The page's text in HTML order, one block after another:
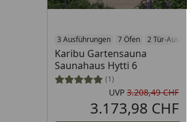
3 Ausführungen 7 Öfen 2 Tür-
Karibu Gartensauna
Saunahaus Hytti 6
(1)
UVP 3.208,49 CHF
3.173,98 CHF